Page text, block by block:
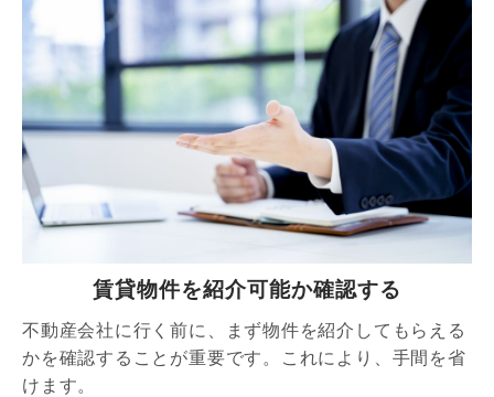
賃貸物件を紹介可能か確認する
不動産会社に行く前に、まず物件を紹介してもらえる
かを確認することが重要です。これにより、手間を省
けます。